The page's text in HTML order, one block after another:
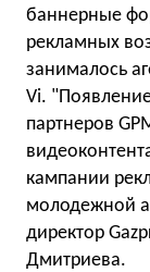
баннерные
рекламных
занималось
Vi.
партнеров
кампании
молодежной
директор
Дмитриева.